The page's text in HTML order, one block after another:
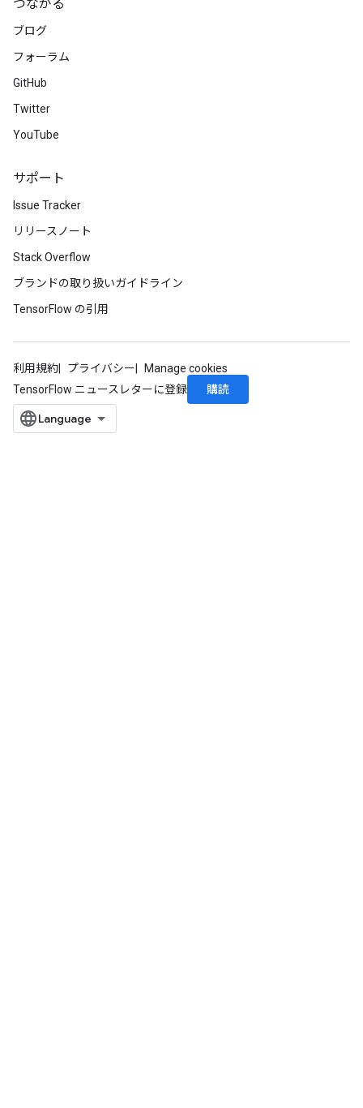
つながる
ブログ
フォーラム
GitHub
Twitter
YouTube
サポート
Issue Tracker
リリースノート
Stack Overflow
ブランドの取り扱いガイドライン
TensorFlow の引用
利用規約 プライバシー
Manage cookies
TensorFlow ニュースレターに登録
購読